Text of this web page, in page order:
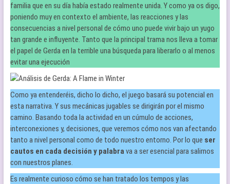
familia que en su día había estado realmente unida. Y como ya os digo,
poniendo muy en contexto el ambiente, las reacciones y las
consecuencias a nivel personal de cómo uno puede vivir bajo un yugo
tan grande e influyente. Tanto que la principal trama nos lleva a tomar
el papel de Gerda en la terrible una búsqueda para liberarlo o al menos
evitar una ejecución
Como ya entenderéis, dicho lo dicho, el juego basará su potencial en
esta narrativa. Y sus mecánicas jugables se dirigirán por el mismo
camino. Basando toda la actividad en un cúmulo de acciones,
interconexiones y, decisiones, que veremos cómo nos van afectando
tanto a nivel personal como de todo nuestro entorno. Por lo que ser
cautos en cada decisión y palabrava a ser esencial para salirnos
con nuestros planes.
Es realmente curioso cómo se han tratado los tempos y las